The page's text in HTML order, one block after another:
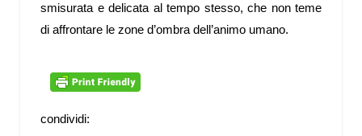
smisurata e delicata al tempo stesso, che non teme
di affrontare le zone d’ombra dell’animo umano.
condividi: